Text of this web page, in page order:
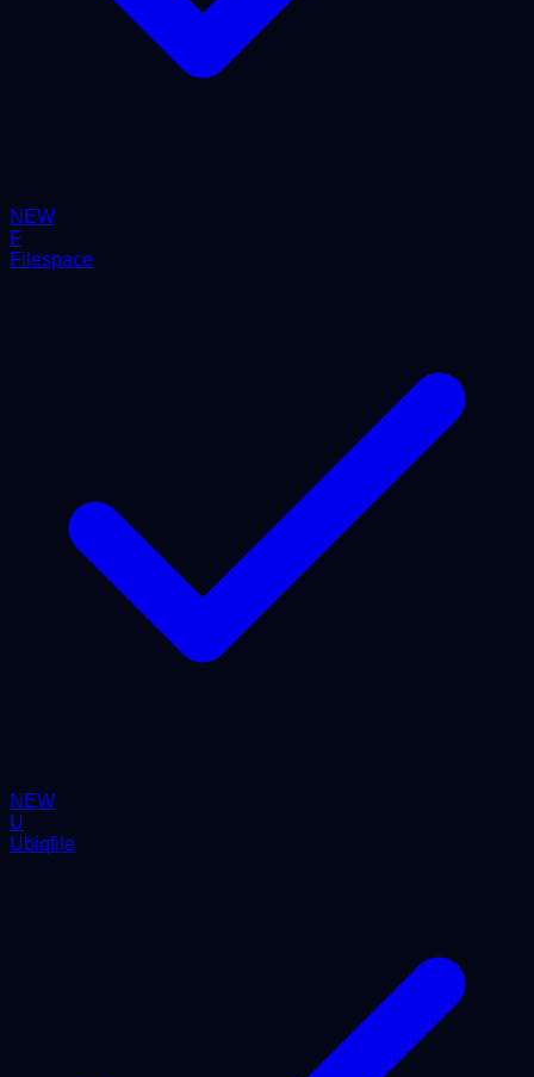
NEW
F
Filespace
NEW
U
Ubiqfile